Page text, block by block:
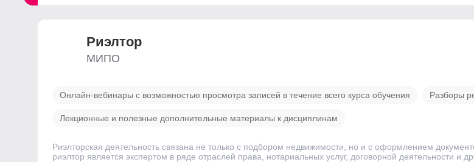
Риэлтор
МИПО
Онлайн-вебинары с возможностью просмотра записей в течение всего курса обучения Разборы
Лекционные и полезные дополнительные материалы к дисциплинам
Риэлторская деятельность связана не только с подбором недвижимости, но и с оформлением
риэлтор является экспертом в ряде отраслей права, нотариальных услуг, договорной деятельности и